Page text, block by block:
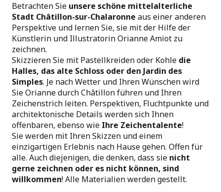
Betrachten Sie unsere schöne mittelalterliche
Stadt Châtillon-sur-Chalaronne aus einer anderen
Perspektive und lernen Sie, sie mit der Hilfe der
Künstlerin und Illustratorin Orianne Amiot zu
zeichnen.
Skizzieren Sie mit Pastellkreiden oder Kohle die
Halles, das alte Schloss oder den Jardin des
Simples. Je nach Wetter und Ihren Wünschen wird
Sie Orianne durch Châtillon führen und Ihren
Zeichenstrich leiten. Perspektiven, Fluchtpunkte und
architektonische Details werden sich Ihnen
offenbaren, ebenso wie Ihre Zeichentalente!
Sie werden mit Ihren Skizzen und einem
einzigartigen Erlebnis nach Hause gehen. Offen für
alle. Auch diejenigen, die denken, dass sie nicht
gerne zeichnen oder es nicht können, sind
willkommen! Alle Materialien werden gestellt.